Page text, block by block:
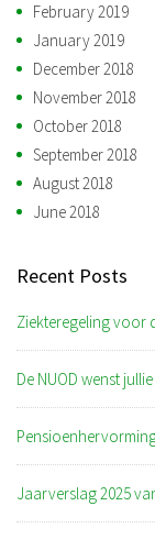
February 2019
January 2019
December 2018
November 2018
October 2018
September 2018
August 2018
June 2018
Recent Posts
Ziekteregeling voor
De NUOD wenst
Jaarverslag 2025